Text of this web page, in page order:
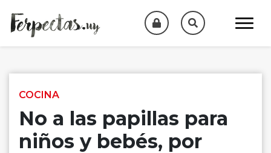
COCINA
No a las papillas para
niños y bebés, por